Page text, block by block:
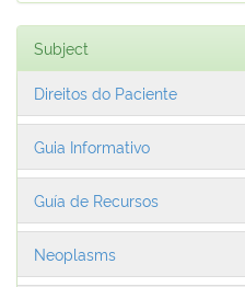
Subject
Direitos do Paciente
Guia Informativo
Guía de Recursos
Neoplasms